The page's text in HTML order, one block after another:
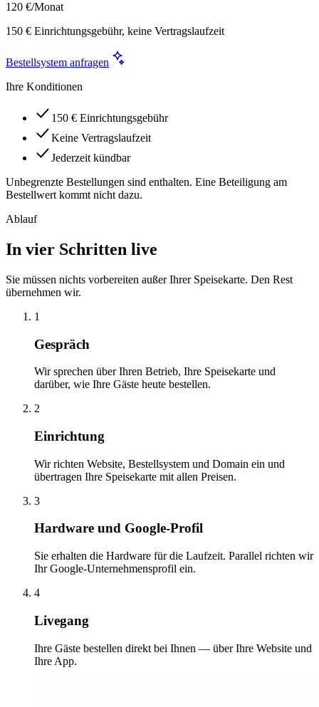
120 €/Monat
150 € Einrichtungsgebühr, keine Vertragslaufzeit
Bestellsystem anfragen
Ihre Konditionen
150 € Einrichtungsgebühr
Keine Vertragslaufzeit
Jederzeit kündbar
Unbegrenzte Bestellungen sind enthalten. Eine Beteiligung am
Bestellwert kommt nicht dazu.
Ablauf
In vier Schritten live
Sie müssen nichts vorbereiten außer Ihrer Speisekarte. Den Rest
übernehmen wir.
1
Gespräch
Wir sprechen über Ihren Betrieb, Ihre Speisekarte und
darüber, wie Ihre Gäste heute bestellen.
2
Einrichtung
Wir richten Website, Bestellsystem und Domain ein und
übertragen Ihre Speisekarte mit allen Preisen.
3
Hardware und Google-Profil
Sie erhalten die Hardware für die Laufzeit. Parallel richten wir
Ihr Google-Unternehmensprofil ein.
4
Livegang
Ihre Gäste bestellen direkt bei Ihnen — über Ihre Website und
Ihre App.